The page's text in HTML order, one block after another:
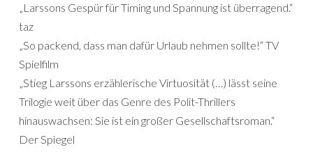
„Larssons Gespür für Timing und Spannung ist überragend.“
taz
„So packend, dass man dafür Urlaub nehmen sollte!“ TV
Spielfilm
„Stieg Larssons erzählerische Virtuosität (…) lässt seine
Trilogie weit über das Genre des Polit-Thrillers
hinauswachsen: Sie ist ein großer Gesellschaftsroman.“
Der Spiegel